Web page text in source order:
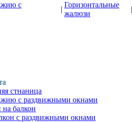
c
|
Горизонтальные
жалюзи
|
стнаница
c раздвижными окнами
балкон
с раздвижными окнами